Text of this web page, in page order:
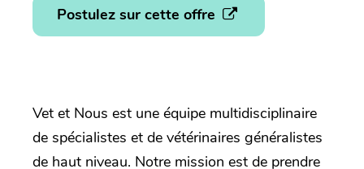
Postulez sur cette offre
Vet et Nous est une équipe multidisciplinaire
de spécialistes et de vétérinaires généralistes
de haut niveau. Notre mission est de prendre